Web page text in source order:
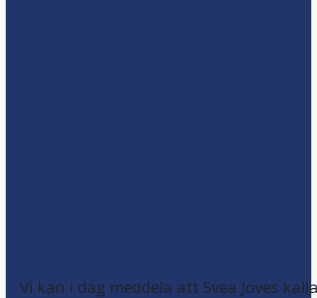
Vi kan i dag meddela att Svea Jöves